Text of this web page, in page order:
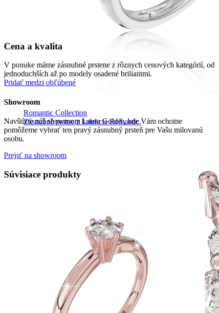
Romantic Collection
Zásnubné prstne z kolekcie Romantic.
Cena a kvalita
V ponuke máme zásnubné prstene z rôznych cenových kategórií, od
jednoduchších až po modely osadené briliantmi.
Pridať medzi obľúbené
Showroom
Navštívte náš showroom Laura Gold®, kde Vám ochotne
pomôžeme vybrať ten pravý zásnubný prsteň pre Vašu milovanú
osobu.
Prejsť na showroom
Súvisiace produkty